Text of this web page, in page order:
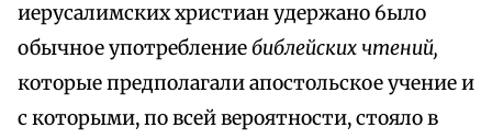
иерусалимских христиан удержано 6ыло
обычное употреблениебиблейских чтений,
которые предполагали апостольское учение и
с которыми, по всей вероятности, стояло в